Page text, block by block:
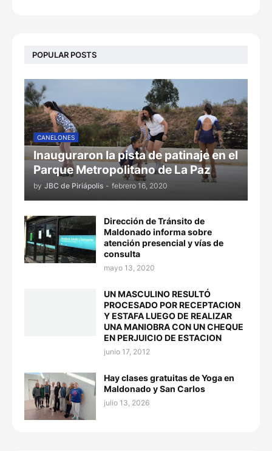
POPULAR POSTS
CANELONES
Inauguraron la pista de patinaje en el
Parque Metropolitano de La Paz
by JBC de Piriápolis - febrero 16, 2020
Dirección de Tránsito de
Maldonado informa sobre
atención presencial y vías de
consulta
mayo 13, 2020
UN MASCULINO RESULTÓ
PROCESADO POR RECEPTACION
Y ESTAFA LUEGO DE REALIZAR
UNA MANIOBRA CON UN CHEQUE
EN PERJUICIO DE ESTACION
junio 17, 2012
Hay clases gratuitas de Yoga en
Maldonado y San Carlos
julio 13, 2026